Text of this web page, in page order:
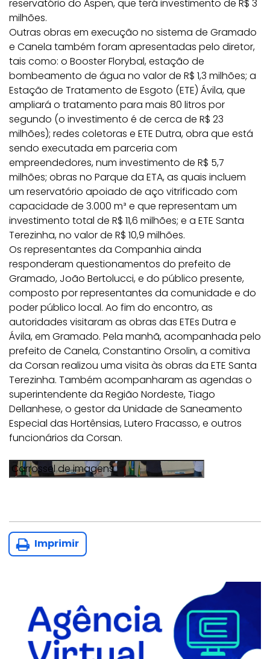
reservatório do Aspen, que terá investimento de R$ 3
milhões.
Outras obras em execução no sistema de Gramado
e Canela também foram apresentadas pelo diretor,
tais como: o Booster Florybal, estação de
bombeamento de água no valor de R$ 1,3 milhões; a
Estação de Tratamento de Esgoto (ETE) Ávila, que
ampliará o tratamento para mais 80 litros por
segundo (o investimento é de cerca de R$ 23
milhões); redes coletoras e ETE Dutra, obra que está
sendo executada em parceria com
empreendedores, num investimento de R$ 5,7
milhões; obras no Parque da ETA, as quais incluem
um reservatório apoiado de aço vitrificado com
capacidade de 3.000 m³ e que representam um
investimento total de R$ 11,6 milhões; e a ETE Santa
Terezinha, no valor de R$ 10,9 milhões.
Os representantes da Companhia ainda
responderam questionamentos do prefeito de
Gramado, João Bertolucci, e do público presente,
composto por representantes da comunidade e do
poder público local. Ao fim do encontro, as
autoridades visitaram as obras das ETEs Dutra e
Ávila, em Gramado. Pela manhã, acompanhada pelo
prefeito de Canela, Constantino Orsolin, a comitiva
da Corsan realizou uma visita às obras da ETE Santa
Terezinha. Também acompanharam as agendas o
superintendente da Região Nordeste, Tiago
Dellanhese, o gestor da Unidade de Saneamento
Especial das Hortênsias, Lutero Fracasso, e outros
funcionários da Corsan.
Imprimir